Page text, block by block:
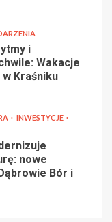
i
Wakacje
Kraśniku
INWESTYCJE
nowe
Bór i